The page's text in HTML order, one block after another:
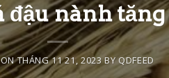
đậu nành
ONTHÁNG 11 21, 2023BYQDFEED